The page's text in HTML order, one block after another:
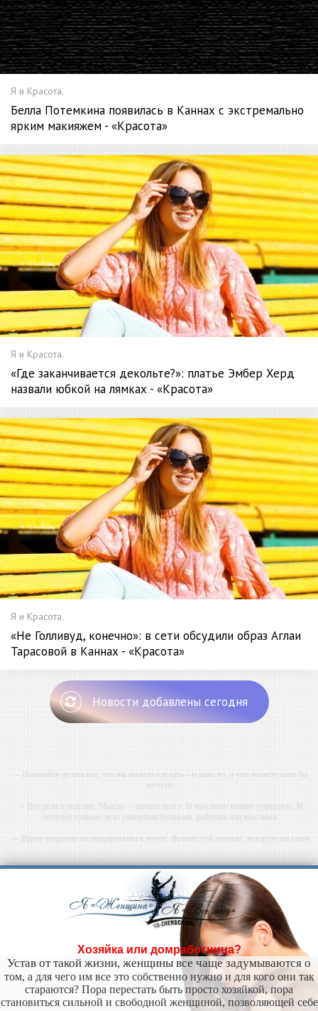
Я и Красота.
Белла Потемкина появилась в Каннах с экстремально
ярким макияжем - «Красота»
Я и Красота.
«Где заканчивается декольте?»: платье Эмбер Херд
назвали юбкой на лямках - «Красота»
Я и Красота.
«Не Голливуд, конечно»: в сети обсудили образ Аглаи
Тарасовой в Каннах - «Красота»
Новости добавлены сегодня
-- Начинайте делать все, что вы можете сделать – и даже то, о чем можете хотя бы
мечтать.
-- Все дело в мыслях. Мысль — начало всего. И мыслями можно управлять. И
поэтому главное дело совершенствования: работать над мыслями.
-- Идите уверенно по направлению к мечте. Живите той жизнью, которую вы сами
-- Самое большое богатство — это ум. Самая большая нищета — глупость. Из всех
страхов самый пугающий — самолюбование.
-- Лучшее, что можно сделать с хорошим советом, это пропустить его мимо ушей. Он
никогда не бывает полезен никому, кроме того, кто его дал.
-- Люблю давать советы и очень не люблю, когда их дают мне.
Хозяйка или домработница?
Устав от такой жизни, женщины все чаще задумываются о
том, а для чего им все это собственно нужно и для кого они так
стараются? Пора перестать быть просто хозяйкой, пора
становиться сильной и свободной женщиной, позволяющей себе